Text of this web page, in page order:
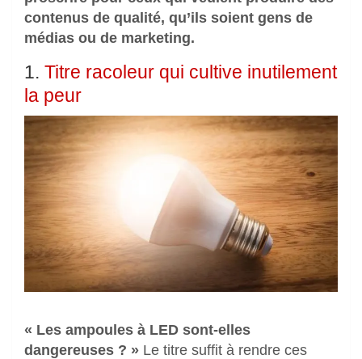
contenus de qualité, qu’ils soient gens de
médias ou de marketing.
1. Titre racoleur qui cultive inutilement
la peur
« Les ampoules à LED sont-elles
dangereuses ? » Le titre suffit à rendre ces